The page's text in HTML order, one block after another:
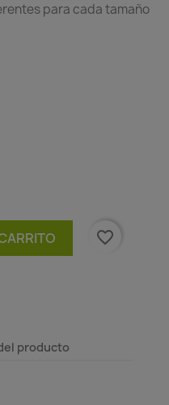
para cada tamaño
favorite_border
producto